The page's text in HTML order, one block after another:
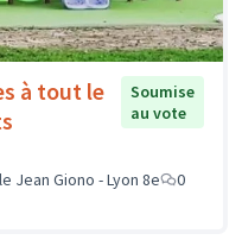
à tout le
Soumise
au vote
Jean Giono - Lyon 8e
0